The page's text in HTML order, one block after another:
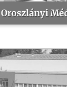
Oroszlányi